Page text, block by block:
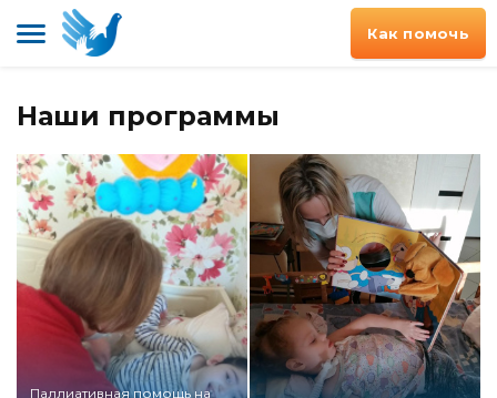
Как помочь
Наши программы
Паллиативная помощь на